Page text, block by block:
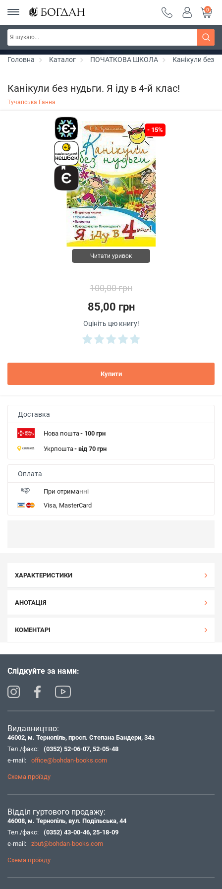
РОЗПРОДАЖ ~ 150 грн ~ 200 грн ~ 250 грн ~
300 грн ~ РОЗПРОДАЖ
Дізнатись більше
0
Головна Каталог ПОЧАТКОВА ШКОЛА Канікули без
Канікули без нудьги. Я іду в 4-й клас!
Тучапська Ганна
- 15%
Читати уривок
100,00 грн
85,00 грн
Оцініть цю книгу!
Купити
Доставка
Нова пошта- 100 грн
Укрпошта- від 70 грн
Оплата
При отриманні
Visa, MasterCard
ХАРАКТЕРИСТИКИ
АНОТАЦІЯ
КОМЕНТАРІ
Слідкуйте за нами:
Видавництво:
46002, м. Тернопіль, просп. Степана Бандери, 34а
Тел./факс:
(0352) 52-06-07, 52-05-48
e-mail:
office@bohdan-books.com
Схема проїзду
Відділ гуртового продажу:
46008, м. Тернопіль, вул. Подільська, 44
Тел./факс:
(0352) 43-00-46, 25-18-09
e-mail:
zbut@bohdan-books.com
Схема проїзду